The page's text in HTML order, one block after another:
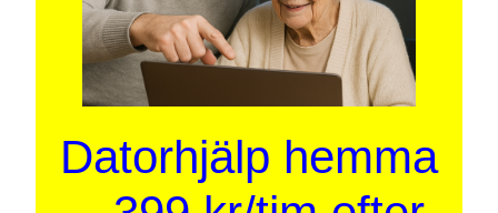
Datorhjälp hemma